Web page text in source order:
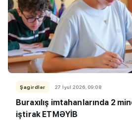
Şagirdlər 27 İyul 2026, 09:08
Buraxılış imtahanlarında 2
iştirak ETMƏYİB